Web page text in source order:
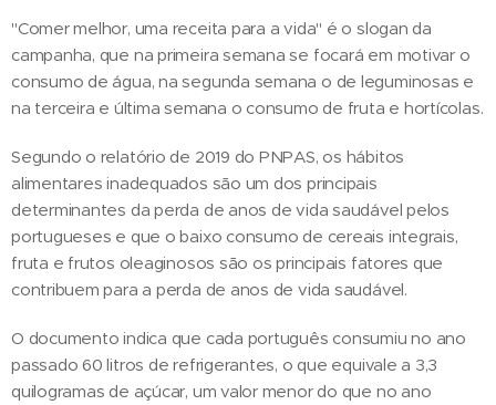
"Comer melhor, uma receita para a vida" é o slogan da
campanha, que na primeira semana se focará em motivar o
consumo de água, na segunda semana o de leguminosas e
na terceira e última semana o consumo de fruta e hortícolas.
Segundo o relatório de 2019 do PNPAS, os hábitos
alimentares inadequados são um dos principais
determinantes da perda de anos de vida saudável pelos
portugueses e que o baixo consumo de cereais integrais,
fruta e frutos oleaginosos são os principais fatores que
contribuem para a perda de anos de vida saudável.
O documento indica que cada português consumiu no ano
passado 60 litros de refrigerantes, o que equivale a 3,3
quilogramas de açúcar, um valor menor do que no ano